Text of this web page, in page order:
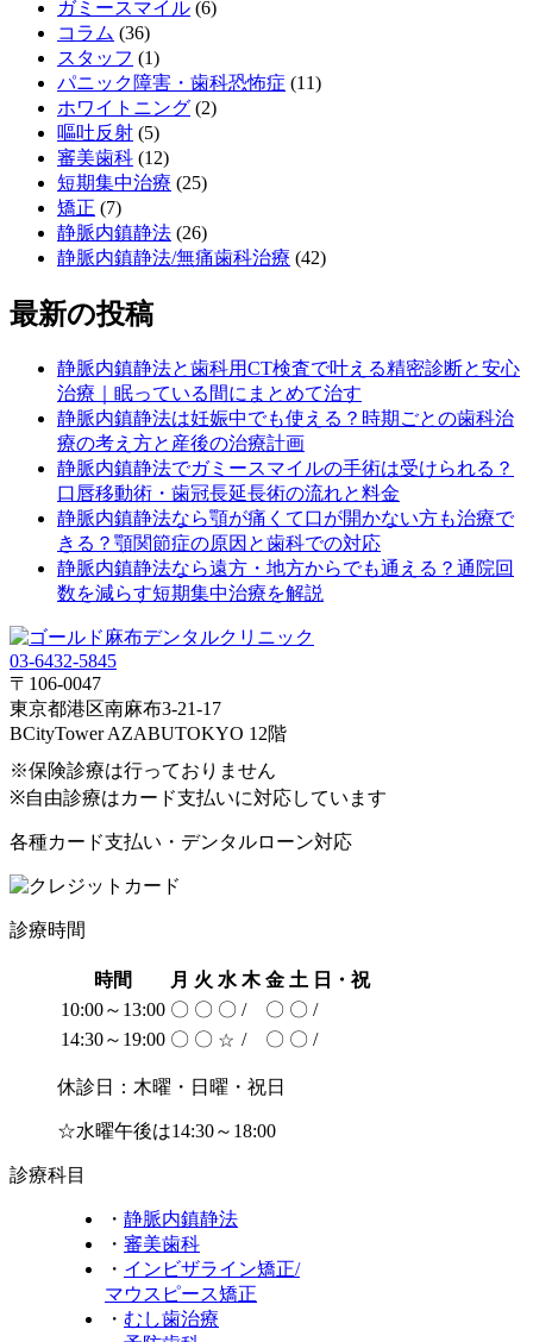
ガミースマイル (6)
コラム (36)
スタッフ (1)
パニック障害・歯科恐怖症 (11)
ホワイトニング (2)
嘔吐反射 (5)
審美歯科 (12)
短期集中治療 (25)
矯正 (7)
静脈内鎮静法 (26)
静脈内鎮静法/無痛歯科治療 (42)
最新の投稿
静脈内鎮静法と歯科用CT検査で叶える精密診断と安心
治療｜眠っている間にまとめて治す
静脈内鎮静法は妊娠中でも使える？時期ごとの歯科治
療の考え方と産後の治療計画
静脈内鎮静法でガミースマイルの手術は受けられる？
口唇移動術・歯冠長延長術の流れと料金
静脈内鎮静法なら顎が痛くて口が開かない方も治療で
きる？顎関節症の原因と歯科での対応
静脈内鎮静法なら遠方・地方からでも通える？通院回
数を減らす短期集中治療を解説
03-6432-5845
〒106-0047
東京都港区南麻布3-21-17
BCityTower AZABUTOKYO 12階
※保険診療は行っておりません
※自由診療はカード支払いに対応しています
各種カード支払い・デンタルローン対応
診療時間
時間 月 火 水 木 金 土 日・祝
10:00～13:00 〇 〇 〇 / 〇 〇 /
14:30～19:00 〇 〇 ☆ / 〇 〇 /
休診日：木曜・日曜・祝日
☆水曜午後は14:30～18:00
診療科目
・ 静脈内鎮静法
・ 審美歯科
・ インビザライン矯正/
マウスピース矯正
・ むし歯治療